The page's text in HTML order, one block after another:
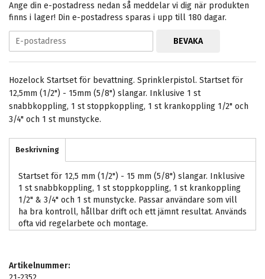
Ange din e-postadress nedan så meddelar vi dig när produkten
finns i lager! Din e-postadress sparas i upp till 180 dagar.
BEVAKA
Hozelock Startset för bevattning. Sprinklerpistol. Startset för
12,5mm (1/2") - 15mm (5/8") slangar. Inklusive 1 st
snabbkoppling, 1 st stoppkoppling, 1 st krankoppling 1/2" och
3/4" och 1 st munstycke.
Beskrivning
Startset för 12,5 mm (1/2") - 15 mm (5/8") slangar. Inklusive
1 st snabbkoppling, 1 st stoppkoppling, 1 st krankoppling
1/2" & 3/4" och 1 st munstycke. Passar användare som vill
ha bra kontroll, hållbar drift och ett jämnt resultat. Används
ofta vid regelarbete och montage.
Artikelnummer: